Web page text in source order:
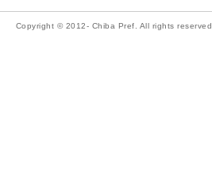
Copyright © 2012- Chiba Pref. All rights reserved.